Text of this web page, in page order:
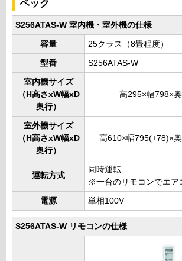
ペック
S256ATAS-W 室内機・室外機の仕様
容量 25クラス（8畳程度）
型番 S256ATAS-W
室内機サイズ
（H高さxW幅xD
奥行）
高295×幅798×
室外機サイズ
（H高さxW幅xD
奥行）
高610×幅795(+78)×
運転方式
同時運転
※一台のリモコンでエア
電源 単相100V
S256ATAS-W リモコンの仕様